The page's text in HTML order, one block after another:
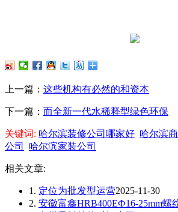
上一篇： 这些机构有必然的和资本
下一篇： 而全新一代水稀释型绿色环保
关键词: 哈尔滨装修公司哪家好 哈尔滨
公司
哈尔滨家装公司
相关文章:
1. 定位为批发型运营2025-11-30
2. 安徽富鑫HRB400EФ16-25mm螺